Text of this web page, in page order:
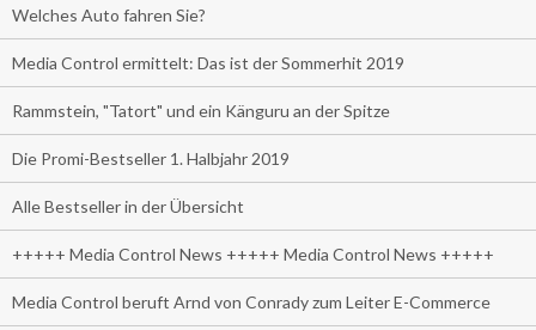
Welches Auto fahren Sie?
Media Control ermittelt: Das ist der Sommerhit 2019
Rammstein, "Tatort" und ein Känguru an der Spitze
Die Promi-Bestseller 1. Halbjahr 2019
Alle Bestseller in der Übersicht
+++++ Media Control News +++++ Media Control News +++++
Media Control beruft Arnd von Conrady zum Leiter E-Commerce